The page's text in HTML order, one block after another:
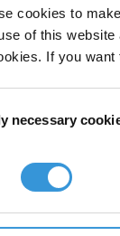
cookies to
of this
If you
necessary
كامل بسبب
عوامل انتشار